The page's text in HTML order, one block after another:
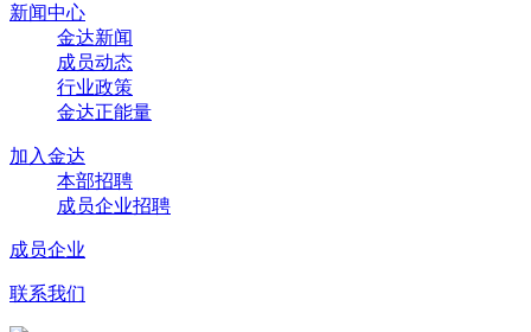
新闻中心
金达新闻
成员动态
行业政策
金达正能量
加入金达
本部招聘
成员企业招聘
成员企业
联系我们